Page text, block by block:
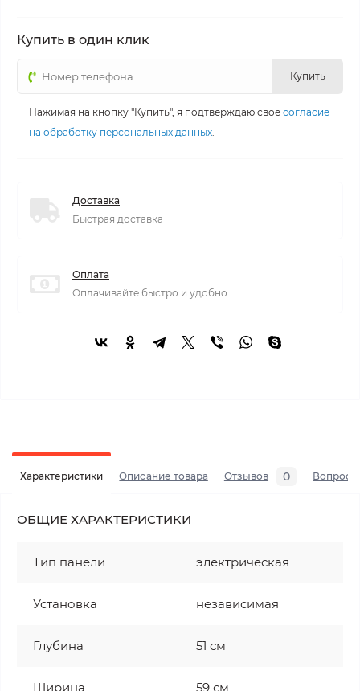
Купить в один клик
Купить
Нажимая на кнопку "Купить", я подтверждаю свое согласие
на обработку персональных данных
Доставка
Быстрая доставка
Оплата
Оплачивайте быстро и удобно
Характеристики Описание товара Отзывов 0 Вопросы
ОБЩИЕ ХАРАКТЕРИСТИКИ
Тип панели электрическая
Установка независимая
Глубина 51 см
Ширина 59 см